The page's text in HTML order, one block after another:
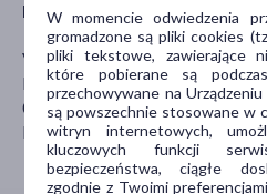
Producent
Vera Nord
Radosna 4a
05-119 Legionowo/
biuro@vera-nord.pl
W momencie odwiedzenia
gromadzone są pliki cookies
pliki tekstowe, zawierające
które pobierane są
przechowywane na
są powszechnie stosowane w
witryn internetowych,
kluczowych funkcji
bezpieczeństwa, ciągłe
zgodnie z Twoimi